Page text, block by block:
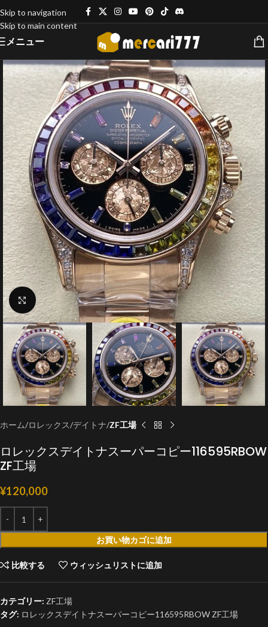
Skip to navigation
Skip to main content
メニュー
クリックで拡大
ホーム ロレックス デイトナ ZF工場
ロレックスデイトナスーパーコピー116595RBOW
ZF工場
¥120,000
お買い物カゴに追加
比較する ウィッシュリストに追加
カテゴリー: ZF工場
タグ: ロレックスデイトナスーパーコピー116595RBOW ZF工場